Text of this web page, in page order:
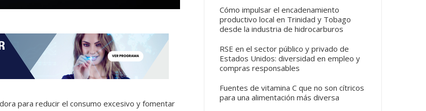
para reducir el consumo excesivo y fomentar
Cómo impulsar el encadenamiento
productivo local en Trinidad y Tobago
desde la industria de hidrocarburos
RSE en el sector público y privado de
Estados Unidos: diversidad en empleo y
compras responsables
Fuentes de vitamina C que no son cítricos
para una alimentación más diversa